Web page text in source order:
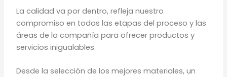
La calidad va por dentro, refleja nuestro
compromiso en todas las etapas del proceso y las
áreas de la compañía para ofrecer productos y
servicios inigualables.
Desde la selección de los mejores materiales, un